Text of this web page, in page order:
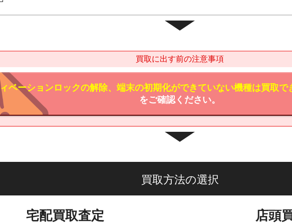
買取に出す前の注意事項
ベーションロックの解除、端末の初期化ができていない機種は買取で
をご確認ください。
買取方法の選択
宅配買取査定 店頭